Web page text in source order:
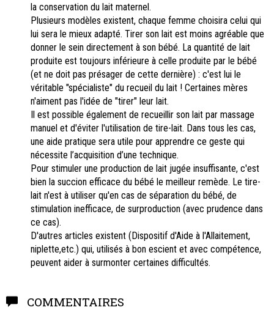
la conservation du lait maternel.
Plusieurs modèles existent, chaque femme choisira celui qui
lui sera le mieux adapté. Tirer son lait est moins agréable que
donner le sein directement à son bébé. La quantité de lait
produite est toujours inférieure à celle produite par le bébé
(et ne doit pas présager de cette dernière) : c'est lui le
véritable "spécialiste" du recueil du lait ! Certaines mères
n'aiment pas l'idée de "tirer" leur lait.
Il est possible également de recueillir son lait par massage
manuel et d'éviter l'utilisation de tire-lait. Dans tous les cas,
une aide pratique sera utile pour apprendre ce geste qui
nécessite l’acquisition d’une technique.
Pour stimuler une production de lait jugée insuffisante, c'est
bien la succion efficace du bébé le meilleur remède. Le tire-
lait n'est à utiliser qu'en cas de séparation du bébé, de
stimulation inefficace, de surproduction (avec prudence dans
ce cas).
D'autres articles existent (Dispositif d'Aide à l'Allaitement,
niplette,etc.) qui, utilisés à bon escient et avec compétence,
peuvent aider à surmonter certaines difficultés.
COMMENTAIRES